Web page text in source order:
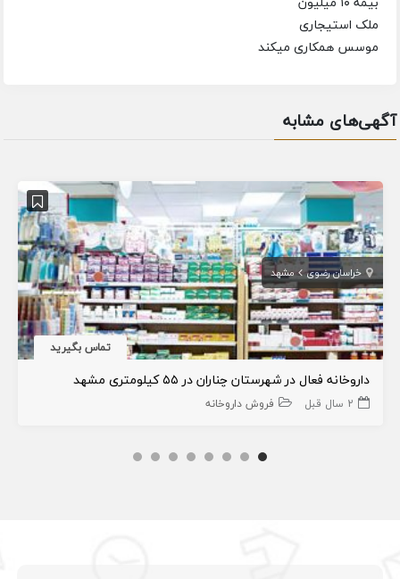
ملک استیجاری
موسس همکاری میکند
آگهی‌های مشابه
خراسان رضوی مشهد
تماس بگیرید
داروخانه فعال در شهرستان چناران در ۵۵ کیلومتری مشهد
2 سال قبل فروش داروخانه